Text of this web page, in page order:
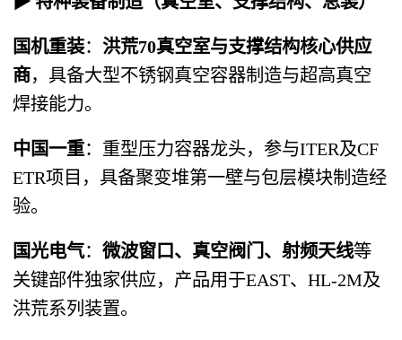
国机重装： 洪荒70真空室与支撑结构核心供应
商，具备大型不锈钢真空容器制造与超高真空
焊接能力。
中国一重：重型压力容器龙头，参与ITER及CF
ETR项目，具备聚变堆第一壁与包层模块制造经
验。
国光电气：微波窗口、真空阀门、射频天线等
关键部件独家供应，产品用于EAST、HL-2M及
洪荒系列装置。